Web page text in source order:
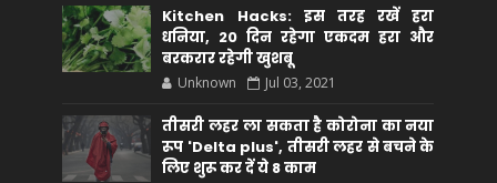
Kitchen Hacks: इस तरह रखें हरा
धनिया, 20 दिन रहेगा एकदम हरा और
बरकरार रहेगी खुशबू
Unknown Jul 03, 2021
तीसरी लहर ला सकता है कोरोना का नया
रूप 'Delta plus', तीसरी लहर से बचने के
लिए शुरू कर दें ये 8 काम